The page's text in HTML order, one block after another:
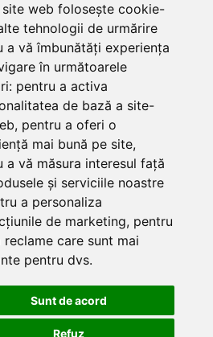
web folosește cookie-
tehnologii de urmărire
a vă îmbunătăți experiența
în următoarele
pentru a activa
de bază a site-
, pentru a oferi o
mai bună pe site,
a vă măsura interesul față
și serviciile noastre
a personaliza
de marketing, pentru
reclame care sunt mai
pentru dvs.
Sunt de acord
Refuz
piele
costum. Este lucrat
Trebuie să…
pe care am avut-o
comert electronic de PrestaShop™